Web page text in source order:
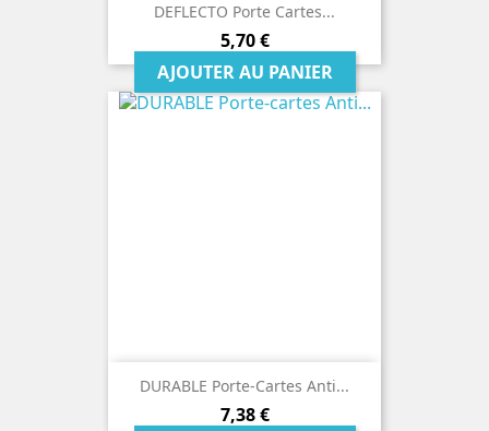
DEFLECTO Porte Cartes...
Prix
5,70 €
AJOUTER AU PANIER
DURABLE Porte-Cartes Anti...
Prix
7,38 €